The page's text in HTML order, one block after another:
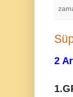
2